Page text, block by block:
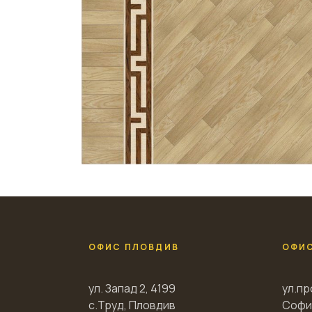
ОФИС ПЛОВДИВ
ул. Запад 2, 4199
с.Труд, Пловдив